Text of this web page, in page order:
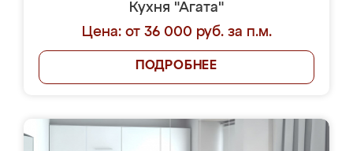
Кухня "Агата"
Цена: от 36 000 руб. за п.м.
ПОДРОБНЕЕ